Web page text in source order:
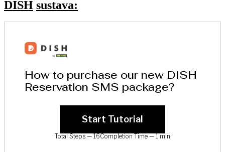
DISH sustava: